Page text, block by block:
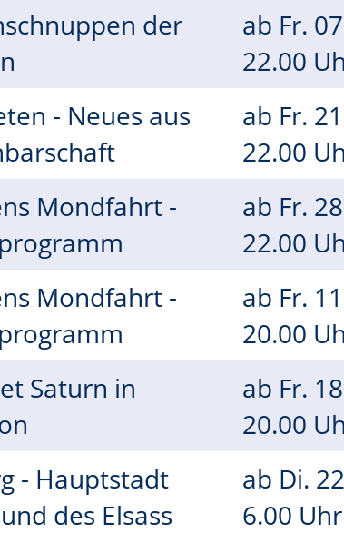
der
ab Fr.
22.00
- Neues aus
ab Fr.
22.00
Mondfahrt -
ab Fr.
22.00
Mondfahrt -
ab Fr.
20.00
Saturn in
ab Fr.
20.00
- Hauptstadt
des Elsass
ab Di.
6.00 Uhr